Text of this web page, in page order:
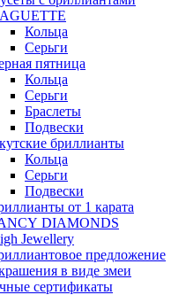
Кольца
Серьги
пятница
Кольца
Серьги
Браслеты
Подвески
бриллианты
Кольца
Серьги
Подвески
от 1 карата
DIAMONDS
Jewellery
предложение
в виде змеи
сертификаты